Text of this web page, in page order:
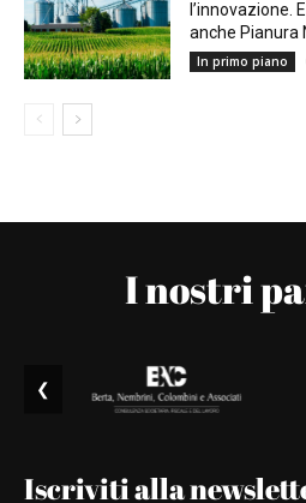
l’innovazione.
anche Pianura
In primo piano
I nostri
❮
Iscriviti alla